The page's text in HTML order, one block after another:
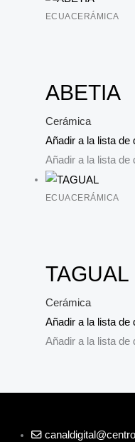
ECUACERÁMICA
ABETIA
Cerámica
Añadir a la lista de
Añadir a la lista de
ECUACERÁMICA
TAGUAL
Cerámica
Añadir a la lista de
Añadir a la lista de